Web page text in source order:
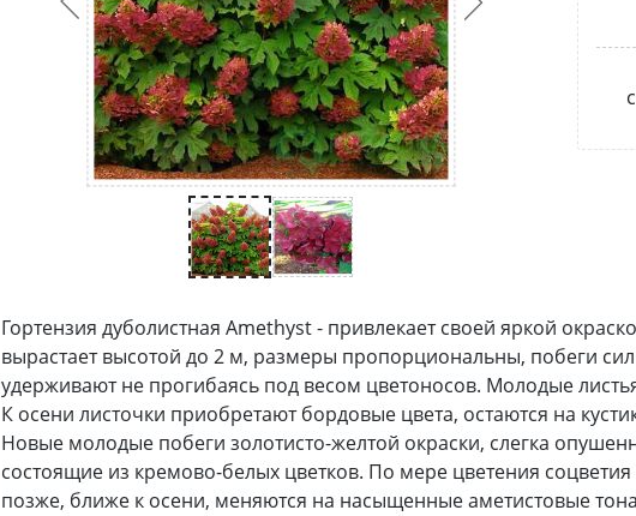
Гортензия дуболистная Amethyst - привлекает своей яркой
вырастает высотой до 2 м, размеры пропорциональны, побеги
удерживают не прогибаясь под весом цветоносов. Молодые
К осени листочки приобретают бордовые цвета, остаются на
Новые молодые побеги золотисто-желтой окраски, слегка
состоящие из кремово-белых цветков. По мере цветения
позже, ближе к осени, меняются на насыщенные аметистовые